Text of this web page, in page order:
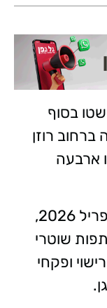
בסוף
רוזן
ארבעה
הפשיטה בוצעה בתאריך 30 באפריל 2026,
שוטרי
ופקחי